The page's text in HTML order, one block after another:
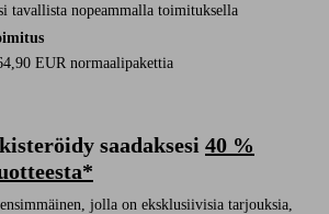
tavallista nopeammalla toimituksella
EUR normaalipakettia
saadaksesi 40 %
jolla on eksklusiivisia tarjouksia,